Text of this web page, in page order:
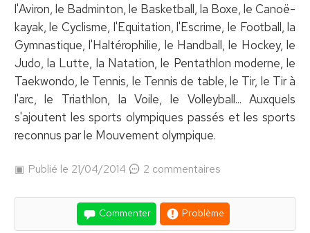
l'Aviron, le Badminton, le Basketball, la Boxe, le Canoë-
kayak, le Cyclisme, l'Equitation, l'Escrime, le Football, la
Gymnastique, l'Haltérophilie, le Handball, le Hockey, le
Judo, la Lutte, la Natation, le Pentathlon moderne, le
Taekwondo, le Tennis, le Tennis de table, le Tir, le Tir à
l'arc, le Triathlon, la Voile, le Volleyball... Auxquels
s'ajoutent les sports olympiques passés et les sports
reconnus par le Mouvement olympique.
Publié le 21/04/2014 2 commentaires
Commenter Problème